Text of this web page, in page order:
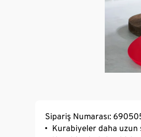
Sipariş Numarası:
Kurabiyeler daha uzun